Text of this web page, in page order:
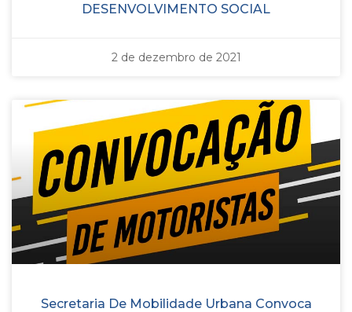
DESENVOLVIMENTO SOCIAL
2 de dezembro de 2021
Secretaria De Mobilidade Urbana Convoca